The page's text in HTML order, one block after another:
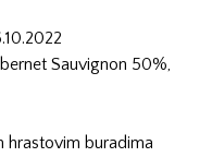
Sauvignon 50%,
hrastovim buradima